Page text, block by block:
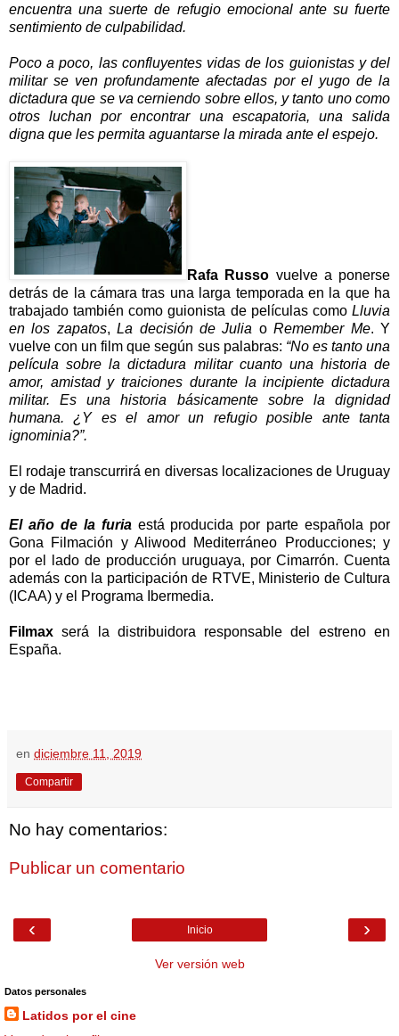
encuentra una suerte de refugio emocional ante su fuerte
sentimiento de culpabilidad.
Poco a poco, las confluyentes vidas de los guionistas y del
militar se ven profundamente afectadas por el yugo de la
dictadura que se va cerniendo sobre ellos, y tanto uno como
otros luchan por encontrar una escapatoria, una salida
digna que les permita aguantarse la mirada ante el espejo.
Rafa Russo vuelve a ponerse
detrás de la cámara tras una larga temporada en la que ha
trabajado también como guionista de películas como Lluvia
en los zapatos,La decisión de Julia oRemember Me. Y
vuelve con un film que según sus palabras: “No es tanto una
película sobre la dictadura militar cuanto una historia de
amor, amistad y traiciones durante la incipiente dictadura
militar. Es una historia básicamente sobre la dignidad
humana. ¿Y es el amor un refugio posible ante tanta
ignominia?”.
El rodaje transcurrirá en diversas localizaciones de Uruguay
y de Madrid.
El año de la furiaestá producida por parte española por
Gona Filmación y Aliwood Mediterráneo Producciones; y
por el lado de producción uruguaya, por Cimarrón. Cuenta
además con la participación de RTVE, Ministerio de Cultura
(ICAA) y el Programa Ibermedia.
Filmaxserá la distribuidora responsable del estreno en
España.
en diciembre 11, 2019
Compartir
No hay comentarios:
Publicar un comentario
‹ ›
Inicio
Ver versión web
Datos personales
Latidos por el cine